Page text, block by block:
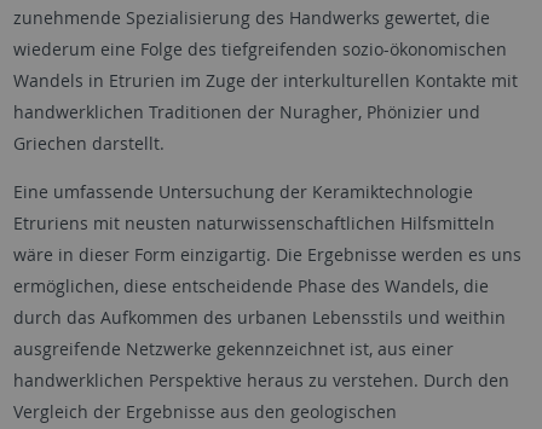
zunehmende Spezialisierung des Handwerks gewertet, die
wiederum eine Folge des tiefgreifenden sozio-ökonomischen
Wandels in Etrurien im Zuge der interkulturellen Kontakte mit
handwerklichen Traditionen der Nuragher, Phönizier und
Griechen darstellt.
Eine umfassende Untersuchung der Keramiktechnologie
Etruriens mit neusten naturwissenschaftlichen Hilfsmitteln
wäre in dieser Form einzigartig. Die Ergebnisse werden es uns
ermöglichen, diese entscheidende Phase des Wandels, die
durch das Aufkommen des urbanen Lebensstils und weithin
ausgreifende Netzwerke gekennzeichnet ist, aus einer
handwerklichen Perspektive heraus zu verstehen. Durch den
Vergleich der Ergebnisse aus den geologischen